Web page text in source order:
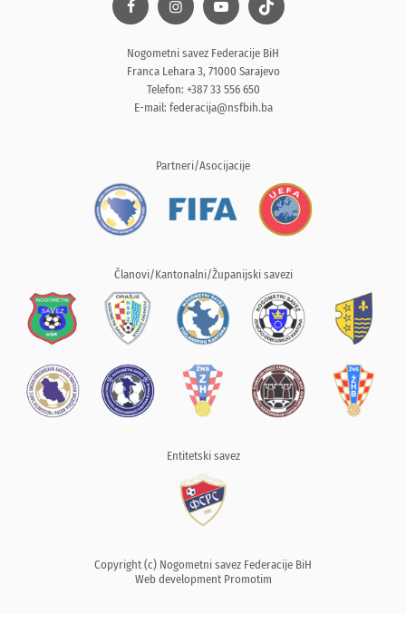
Nogometni savez Federacije BiH
Franca Lehara 3, 71000 Sarajevo
Telefon: +387 33 556 650
E-mail: federacija@nsfbih.ba
Partneri/Asocijacije
Članovi/Kantonalni/Županijski savezi
Entitetski savez
Copyright (c) Nogometni savez Federacije BiH
Web development Promotim